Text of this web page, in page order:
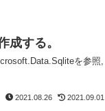
する。
を参照,
2021.08.26 2021.09.01